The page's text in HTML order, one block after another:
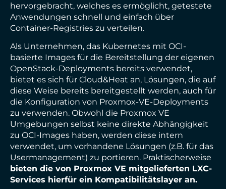
hervorgebracht, welches es ermöglicht, getestete
Anwendungen schnell und einfach über
Container-Registries zu verteilen.
Als Unternehmen, das Kubernetes mit OCI-
basierte Images für die Bereitstellung der eigenen
OpenStack-Deployments bereits verwendet,
bietet es sich für Cloud&Heat an, Lösungen, die auf
diese Weise bereits bereitgestellt werden, auch für
die Konfiguration von Proxmox-VE-Deployments
zu verwenden. Obwohl die Proxmox VE
Umgebungen selbst keine direkte Abhängigkeit
zu OCI-Images haben, werden diese intern
verwendet, um vorhandene Lösungen (z.B. für das
Usermanagement) zu portieren. Praktischerweise
bieten die von Proxmox VE mitgelieferten LXC-
Services hierfür ein Kompatibilitätslayer an.